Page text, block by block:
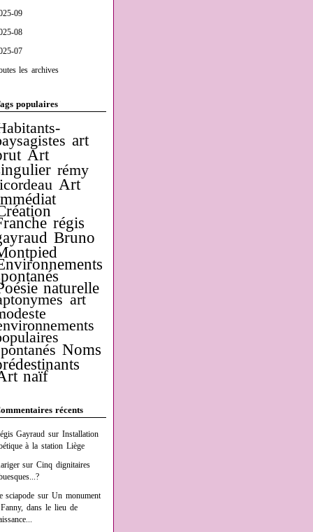
09
08
07
les archives
populaires
art
Art
rémy
Art
régis
Bruno
naturelle
art
Noms
naïf
récents
Gayraud surInstallation
à la station Liège
surCinq dignitaires
sciapode surUn monument
dans le lieu de